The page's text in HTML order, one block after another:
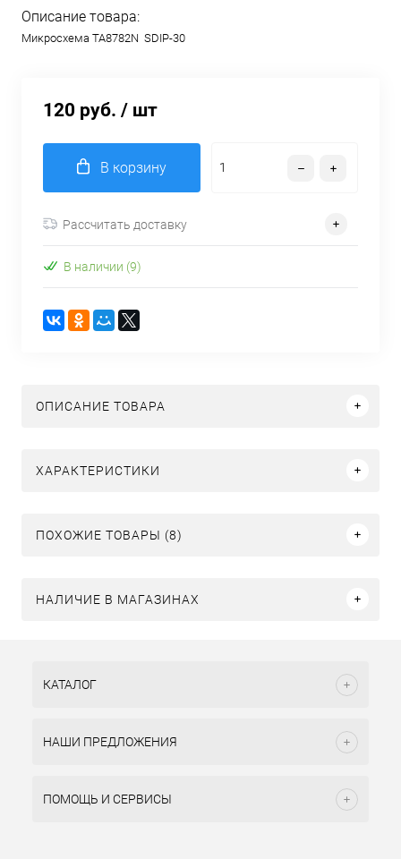
Описание товара:
Микросхема TA8782N SDIP-30
120 руб. / шт
В корзину
Рассчитать доставку
В наличии (9)
ОПИСАНИЕ ТОВАРА
ХАРАКТЕРИСТИКИ
ПОХОЖИЕ ТОВАРЫ (8)
НАЛИЧИЕ В МАГАЗИНАХ
КАТАЛОГ
НАШИ ПРЕДЛОЖЕНИЯ
ПОМОЩЬ И СЕРВИСЫ